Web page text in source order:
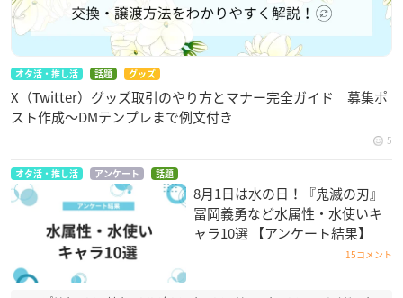
オタ活・推し活 話題 グッズ
X（Twitter）グッズ取引のやり方とマナー完全ガイド 募集ポ
スト作成〜DMテンプレまで例文付き
5
オタ活・推し活 アンケート 話題
8月1日は水の日！『鬼滅の刃』
冨岡義勇など水属性・水使いキ
ャラ10選 【アンケート結果】
15コメント